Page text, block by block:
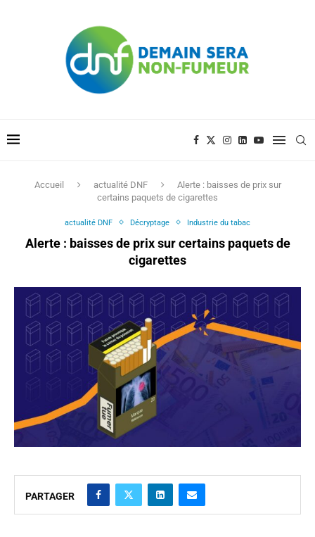
Accueil actualité DNF
Alerte : baisses de prix sur
certains paquets de cigarettes
actualité DNF Décryptage Industrie du tabac
Alerte : baisses de prix sur certains paquets de
cigarettes
PARTAGER